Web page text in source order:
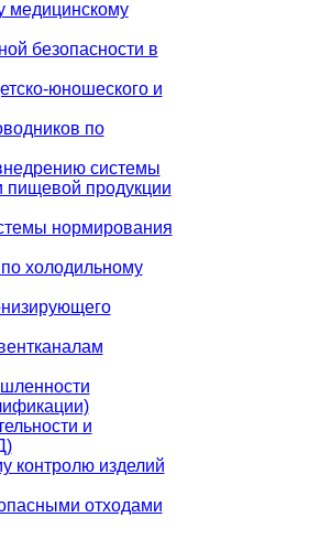
медицинскому
безопасности в
юношеского и
по
системы
пищевой продукции
нормирования
холодильному
и
контролю изделий
отходами